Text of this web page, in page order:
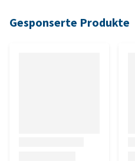
Gesponserte Produkte